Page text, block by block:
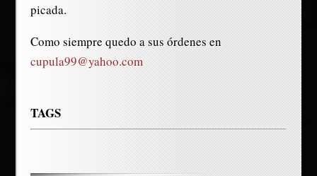
picada.
Como siempre quedo a sus órdenes en
cupula99@yahoo.com
TAGS